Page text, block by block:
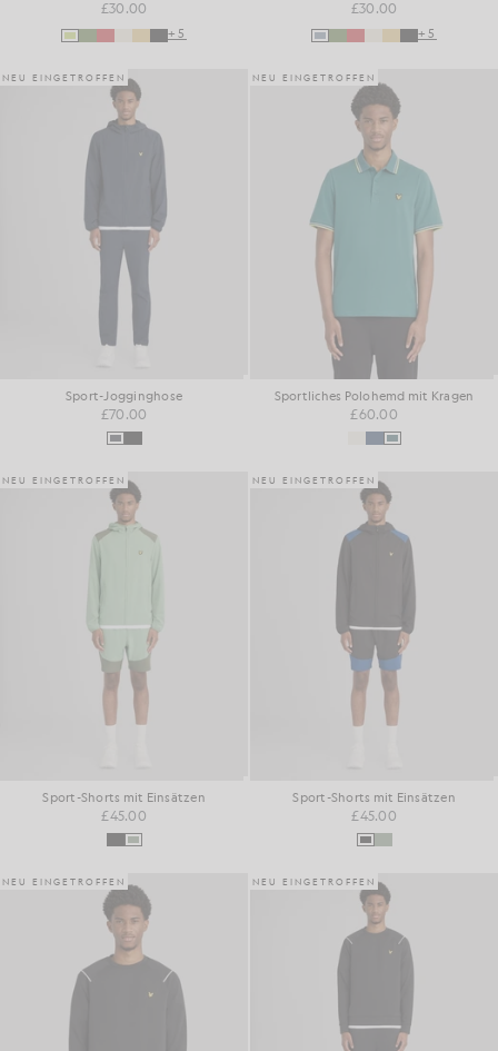
£30.00
+5
£30.00
+5
NEU EINGETROFFEN
Sport-Jogginghose
£70.00
NEU EINGETROFFEN
Sportliches Polohemd mit Kragen
£60.00
NEU EINGETROFFEN
Sport-Shorts mit Einsätzen
£45.00
NEU EINGETROFFEN
Sport-Shorts mit Einsätzen
£45.00
NEU EINGETROFFEN NEU EINGETROFFEN